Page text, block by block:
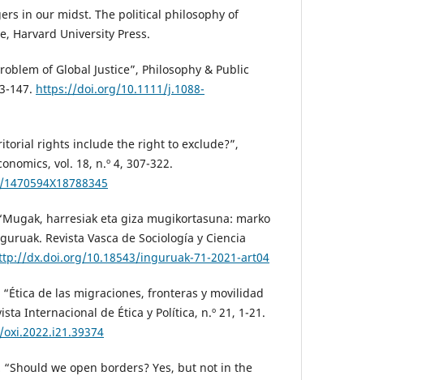
in our midst. The political philosophy of
Harvard University Press.
of Global Justice”, Philosophy & Public
147. https://doi.org/10.1111/j.1088-
rights include the right to exclude?”,
vol. 18, n.º 4, 307-322.
harresiak eta giza mugikortasuna: marko
Revista Vasca de Sociología y Ciencia
dx.doi.org/10.18543/inguruak-71-2021-art04
“Ética de las migraciones, fronteras y movilidad
Internacional de Ética y Política, n.º 21, 1-21.
“Should we open borders? Yes, but not in the